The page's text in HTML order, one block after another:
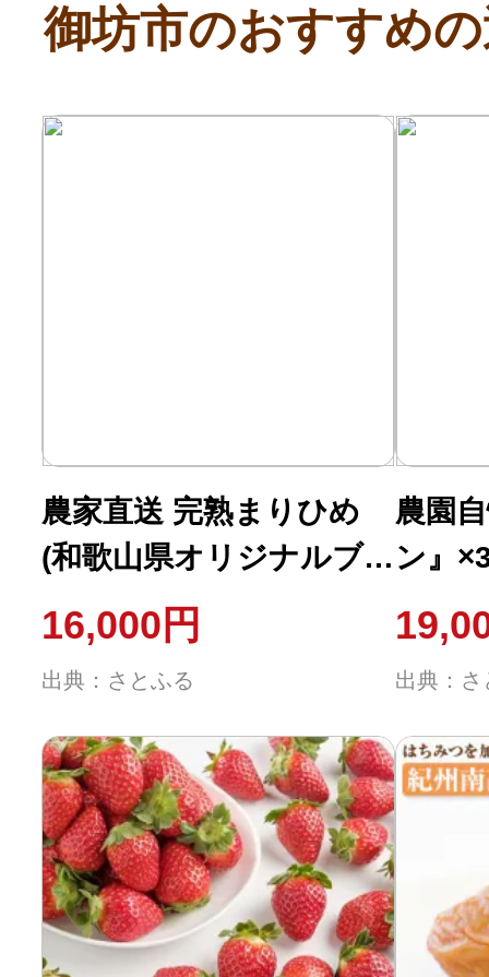
御坊市のおすすめ
農家直送 完熟まりひめ
(和歌山県オリジナルブ
ランドいちご)8P(2024年
3月下旬より順次発送)
16,000円
出典：さとふる
農園
ン』
出典：さ